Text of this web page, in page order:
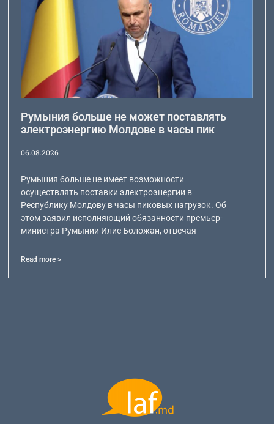
Румыния больше не может поставлять
электроэнергию Молдове в часы пик
06.08.2026
Румыния больше не имеет возможности
осуществлять поставки электроэнергии в
Республику Молдову в часы пиковых нагрузок. Об
этом заявил исполняющий обязанности премьер-
министра Румынии Илие Боложан, отвечая
Read more >